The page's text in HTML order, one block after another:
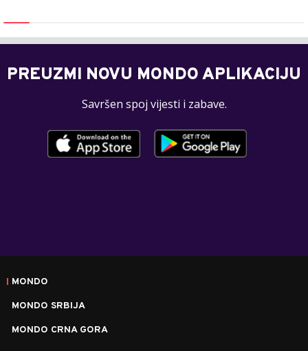
PREUZMI NOVU MONDO APLIKACIJU
Savršen spoj vijesti i zabave.
MONDO
MONDO SRBIJA
MONDO CRNA GORA